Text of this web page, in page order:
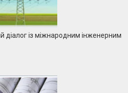
діалог із міжнародним інженерним